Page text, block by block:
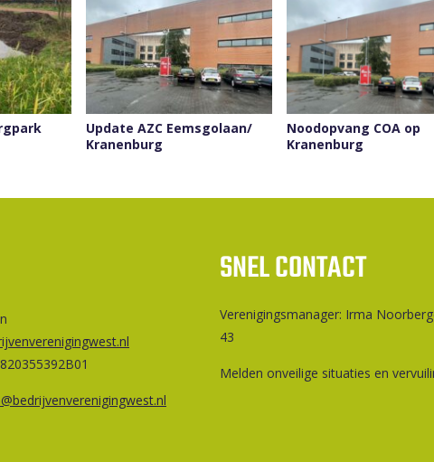
Update AZC Eemsgolaan/
Kranenburg
Noodopvang COA op
Kranenburg
SNEL CONTACT
Ver­e­ni­gings­ma­na­ger: Irma
43
Melden onveilige situaties en